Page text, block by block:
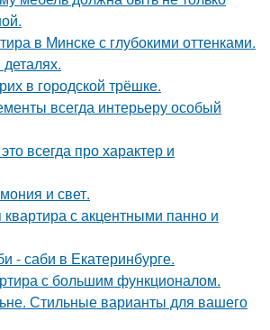
в Минске с глубокими оттенками.
в городской трёшке.
всегда интерьеру особый
всегда про характер и
и свет.
с акцентными панно и
- саби в Екатеринбурге.
с большим функционалом.
Стильные варианты для вашего